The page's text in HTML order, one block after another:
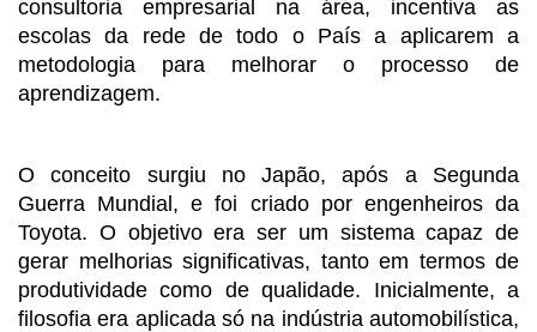
consultoria empresarial na área, incentiva as
escolas da rede de todo o País a aplicarem a
metodologia para melhorar o processo de
aprendizagem.
O conceito surgiu no Japão, após a Segunda
Guerra Mundial, e foi criado por engenheiros da
Toyota. O objetivo era ser um sistema capaz de
gerar melhorias significativas, tanto em termos de
produtividade como de qualidade. Inicialmente, a
filosofia era aplicada só na indústria automobilística,